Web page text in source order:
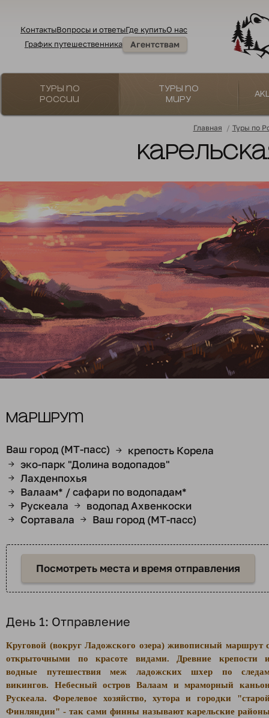
КонтактыВопросы и ответыГде купитьО нас
График путешественника
Агентствам
Туры по
России
Туры по
миру
Главная / Туры по
Маршрут
Ваш город (МТ-пасс) → крепость Корела
→ эко-парк "Долина водопадов"
→ Лахденпохья
→ Валаам* / сафари по водопадам*
→ Рускеала → водопад Ахвенкоски
→ Сортавала → Ваш город (МТ-пасс)
Посмотреть места и время отправления
День 1: Отправление
Круговой (вокруг Ладожского озера) живописный маршрут
открыточными по красоте видами. Древние крепости
водные путешествия меж ладожских шхер по
викингов. Небесный остров Валаам и мраморный
Рускеала. Форелевое хозяйство, хутора и городки
Финляндии" - так сами финны называют карельские